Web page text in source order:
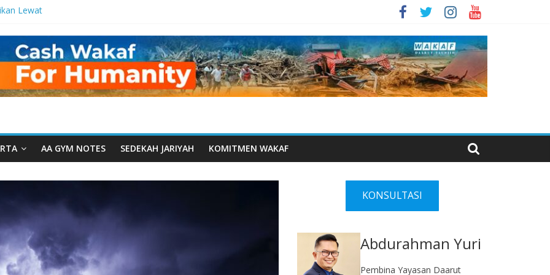
Lewat
Manfaat
dari Serua:
Yayasan
Tauhiid
Ketika
Wakaf
AA GYM NOTES SEDEKAH JARIYAH KOMITMEN WAKAF
KONSULTASI
Abdurahman Yuri
Pembina Yayasan Daarut